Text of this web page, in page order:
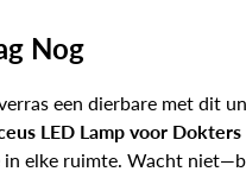
Nog
een dierbare met dit
LED Lamp voor Dokters
in elke ruimte. Wacht